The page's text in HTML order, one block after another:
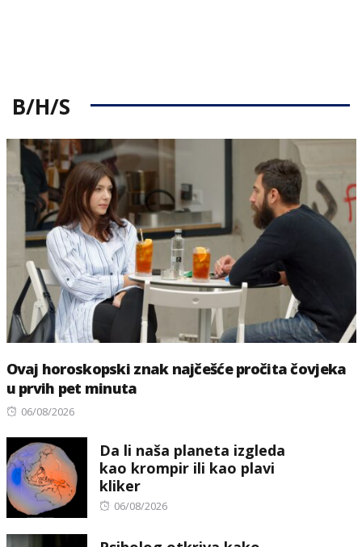
B/H/S
Ovaj horoskopski znak najčešće pročita čovjeka
u prvih pet minuta
Posted
06/08/2026
Da li naša planeta izgleda
kao krompir ili kao plavi
kliker
Posted
06/08/2026